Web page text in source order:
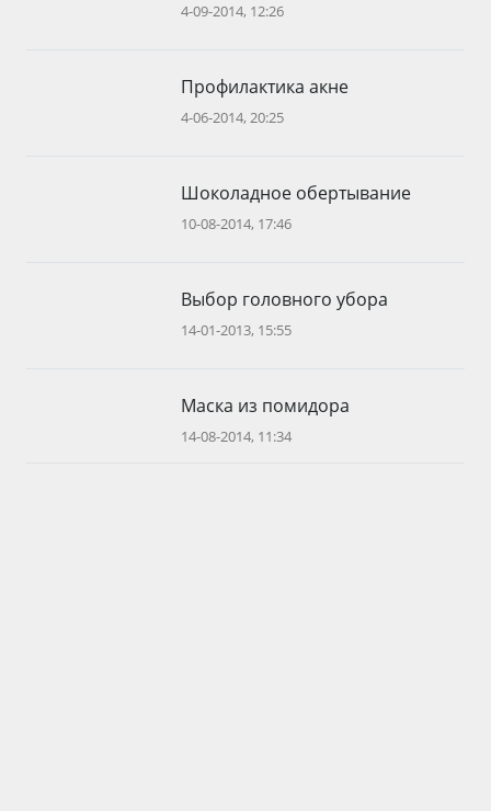
4-09-2014, 12:26
Профилактика акне
4-06-2014, 20:25
Шоколадное обертывание
10-08-2014, 17:46
Выбор головного убора
14-01-2013, 15:55
Маска из помидора
14-08-2014, 11:34